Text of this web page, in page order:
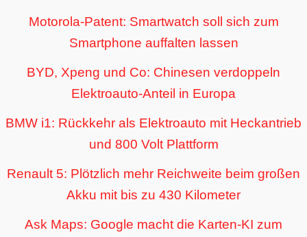
Motorola-Patent: Smartwatch soll sich zum
Smartphone auffalten lassen
BYD, Xpeng und Co: Chinesen verdoppeln
Elektroauto-Anteil in Europa
BMW i1: Rückkehr als Elektroauto mit Heckantrieb
und 800 Volt Plattform
Renault 5: Plötzlich mehr Reichweite beim großen
Akku mit bis zu 430 Kilometer
Ask Maps: Google macht die Karten-KI zum